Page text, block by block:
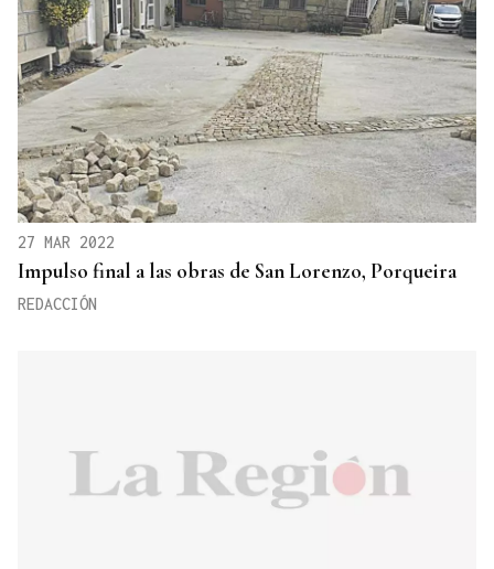
27 MAR 2022
Impulso final a las obras de San Lorenzo, Porqueira
REDACCIÓN